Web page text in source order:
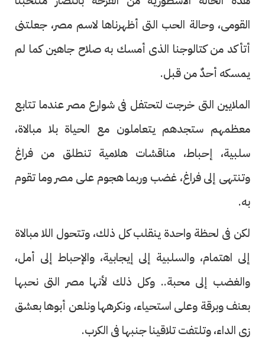
القومى، وحالة الحب التى أظهرناها لاسم مصر، جعلتنى
أتأكد من كتالوجنا الذى أمسك به صلاح جاهين كما لم
يمسكه أحدٌ من قبل.
الملايين التى خرجت لتحتفل فى شوارع مصر عندما تتابع
معظمهم ستجدهم يتعاملون مع الحياة بلا مبالاة،
سلبية، إحباط، مناقشات هلامية تنطلق من فراغ
وتنتهى إلى فراغ، غضب وربما هجوم على مصر وما تقوم
به.
لكن فى لحظة واحدة ينقلب كل ذلك، وتتحول اللا مبالاة
إلى اهتمام، والسلبية إلى إيجابية، والإحباط إلى أمل،
والغضب إلى محبة.. وكل ذلك لأنها مصر التى نحبها
بعنف وبرقة وعلى استحياء، ونكرهها ونلعن أبوها بعشق
زى الداء، وتلتفت تلاقينا جنبها فى الكرب.